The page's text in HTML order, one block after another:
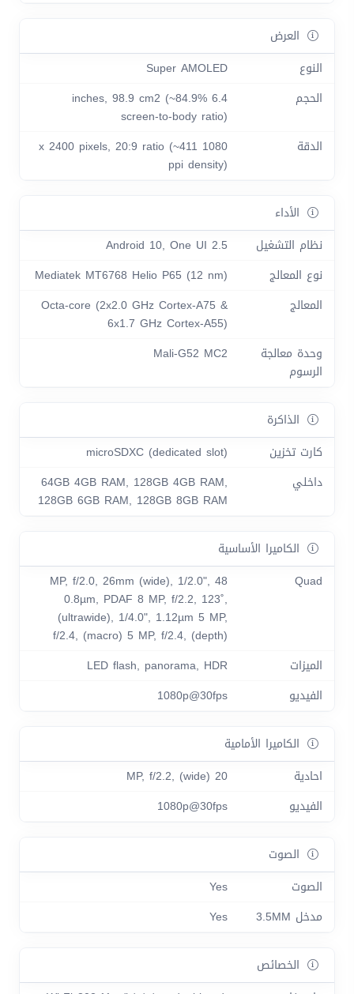
العرض
النوع
Super AMOLED
الحجم
6.4 inches, 98.9 cm2 (~84.9%
screen-to-body ratio)
الدقة
1080 x 2400 pixels, 20:9 ratio (~411
ppi density)
الأداء
نظام التشغيل
Android 10, One UI 2.5
نوع المعالج
Mediatek MT6768 Helio P65 (12 nm)
المعالج
Octa-core (2x2.0 GHz Cortex-A75 &
6x1.7 GHz Cortex-A55)
وحدة معالجة
الرسوم
Mali-G52 MC2
الذاكرة
كارت تخزين
microSDXC (dedicated slot)
داخلي
64GB 4GB RAM, 128GB 4GB RAM,
128GB 6GB RAM, 128GB 8GB RAM
الكاميرا الأساسية
Quad
48 MP, f/2.0, 26mm (wide), 1/2.0",
0.8µm, PDAF 8 MP, f/2.2, 123˚,
(ultrawide), 1/4.0", 1.12µm 5 MP,
f/2.4, (macro) 5 MP, f/2.4, (depth)
الميزات
LED flash, panorama, HDR
الفيديو
1080p@30fps
الكاميرا الأمامية
احادية
20 MP, f/2.2, (wide)
الفيديو
1080p@30fps
الصوت
الصوت
Yes
مدخل 3.5MM
Yes
الخصائص